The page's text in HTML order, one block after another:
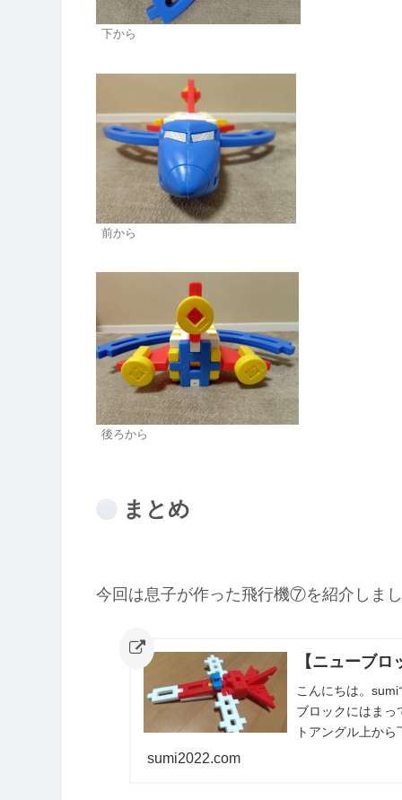
下から
前から
後ろから
まとめ
今回は息子が作った飛行機⑦を紹介しま
【ニューブ
こんにちは。
ブロックにはま
トアングル上か
sumi2022.com